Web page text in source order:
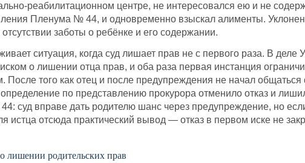
реабилитационном центре, не интересовался ею и не
Пленума № 44, и одновременно взыскал алименты.
заботы о ребёнке и его содержании.
ситуация, когда суд лишает прав не с первого раза. В
о лишении отца прав, и оба раза первая инстанция
После того как отец и после предупреждения не начал
по представлению прокурора отменило отказ и
суд вправе дать родителю шанс через предупреждение, но
истца отсюда практический вывод — отказ в первом иске не
лишении родительских прав